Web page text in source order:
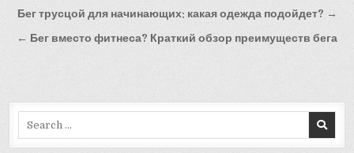
Навигация
по
Бег трусцой для начинающих: какая одежда подойдет? →
← Бег вместо фитнеса? Краткий обзор преимуществ бега